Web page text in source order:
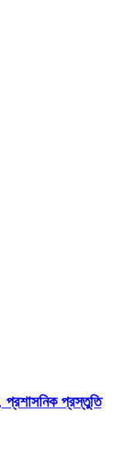
প্রশাসনিক প্রস্তুতি